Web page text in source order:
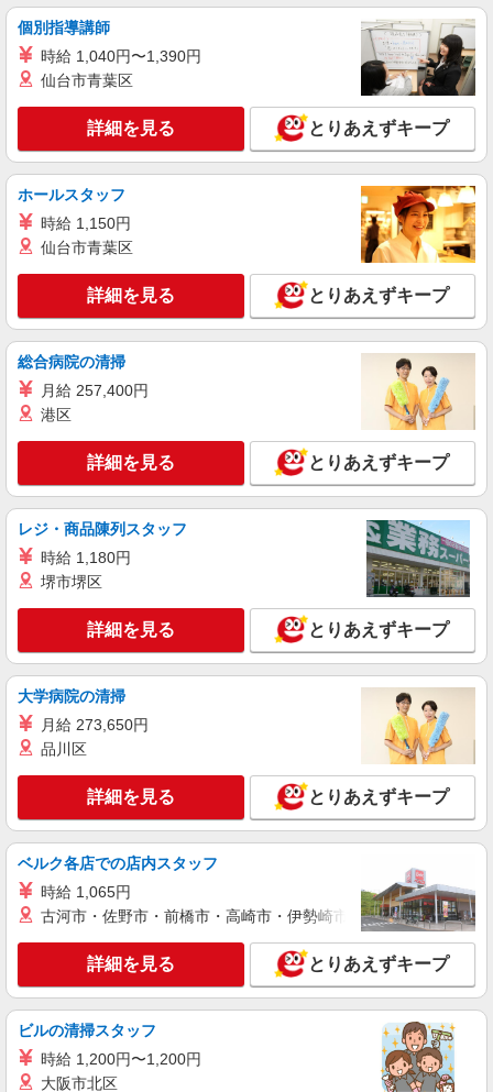
個別指導講師
時給 1,040円〜1,390円
仙台市青葉区
詳細を見る とりあえずキープ
ホールスタッフ
時給 1,150円
仙台市青葉区
詳細を見る とりあえずキープ
総合病院の清掃
月給 257,400円
港区
詳細を見る とりあえずキープ
レジ・商品陳列スタッフ
時給 1,180円
堺市堺区
詳細を見る とりあえずキープ
大学病院の清掃
月給 273,650円
品川区
詳細を見る とりあえずキープ
ベルク各店での店内スタッフ
時給 1,065円
古河市・佐野市・前橋市・高崎市・伊勢崎市・太田市・館林市
詳細を見る とりあえずキープ
ビルの清掃スタッフ
時給 1,200円〜1,200円
大阪市北区